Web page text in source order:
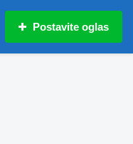
Postavite oglas